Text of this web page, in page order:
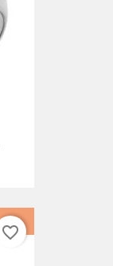
favorite_border